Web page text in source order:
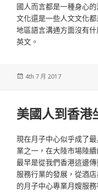
國人而言都是一種身心
文化還是一些人文文化
地區語言溝通方面沒有
英文。
發
4th 7 月 2017
美國人到香港
現在月子中心似乎成了
業之一，在大陸市場陸
最早是從我們香港這邊
服務行業的發展，從酒
的月子中心專業月嫂服